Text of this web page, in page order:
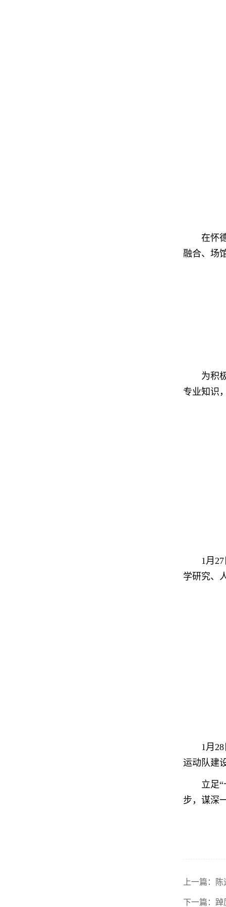
在怀
融合、场
为积
专业知识
1月
学研究、
1月
运动队建
立足
步，谋深
上一篇：
下一篇：踔